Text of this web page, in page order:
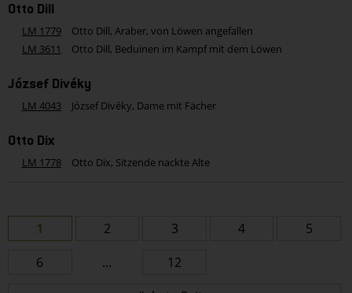
Otto Dill
LM 1779
Otto Dill, Araber, von Löwen angefallen
LM 3611
Otto Dill, Beduinen im Kampf mit dem Löwen
József Divéky
LM 4043 József Divéky, Dame mit Fächer
Otto Dix
LM 1778 Otto Dix, Sitzende nackte Alte
1 2 3 4
5
6
...
12